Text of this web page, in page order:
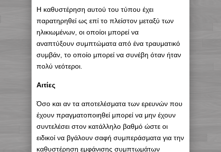
Η καθυστέρηση αυτού του τύπου έχει
παρατηρηθεί ως επί το πλείστον μεταξύ των
ηλικιωμένων, οι οποίοι μπορεί να
αναπτύξουν συμπτώματα από ένα τραυματικό
συμβάν, το οποίο μπορεί να συνέβη όταν ήταν
πολύ νεότεροι.
Αιτίες
Όσο και αν τα αποτελέσματα των ερευνών που
έχουν πραγματοποιηθεί μπορεί να μην έχουν
συντελέσει στον κατάλληλο βαθμό ώστε οι
ειδικοί να βγάλουν σαφή συμπεράσματα για την
καθυστέρηση εμφάνισης συμπτωμάτων